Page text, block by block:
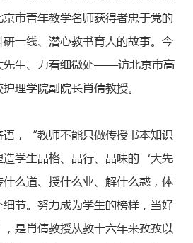
市青年教学名师获得者忠于党的
一线、潜心教书育人的故事。今
先生、力着细微处——访北京市高
理学院副院长肖倩教授。
语，“教师不能只做传授书本知识
造学生品格、品行、品味的‘大先
么道、授什么业、解什么惑，体
节。努力成为学生的榜样，当好
是肖倩教授从教十六年来孜孜以